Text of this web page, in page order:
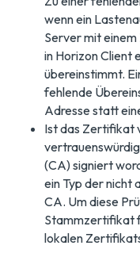
wenn ein
Server mit
in Horizon Client
übereinstimmt.
fehlende
Adresse statt
Ist das Zertifikat
(CA) signiert
ein Typ der nicht
CA. Um diese
Stammzertifikat
lokalen